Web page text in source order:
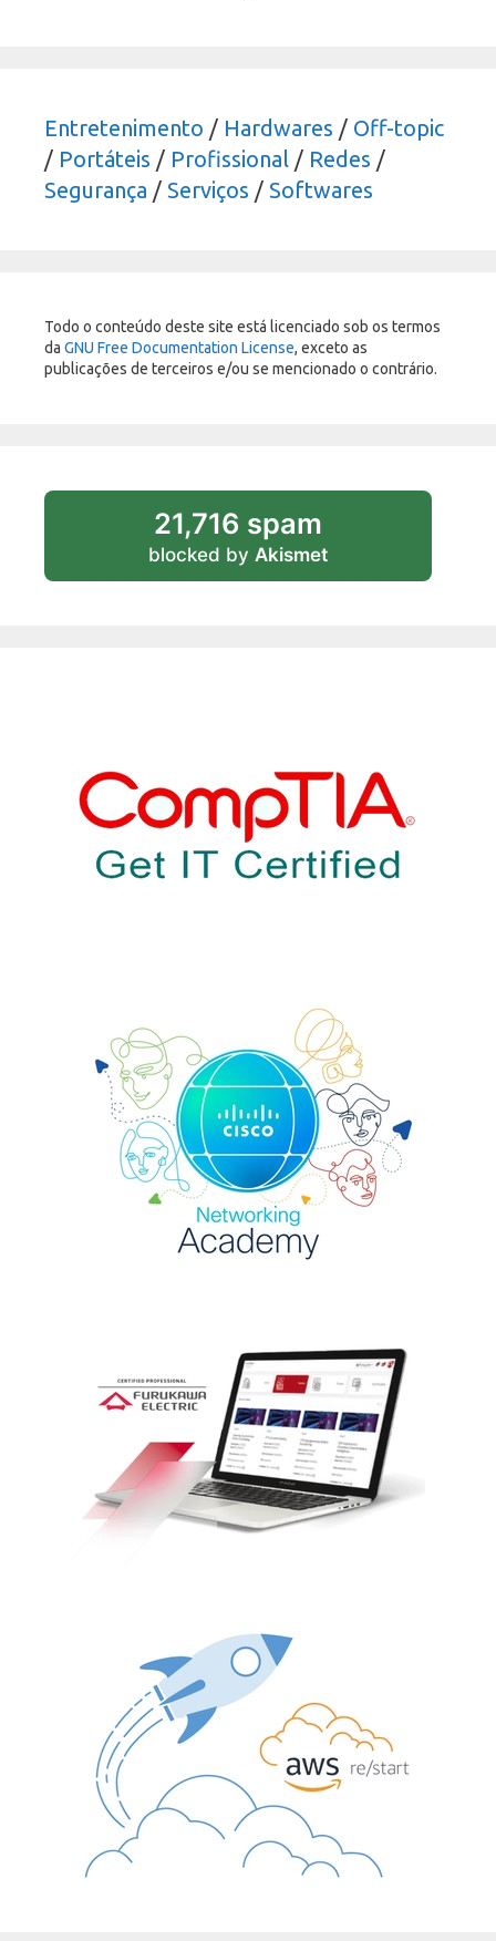
Entretenimento / Hardwares / Off-topic
/ Portáteis / Profissional / Redes /
Segurança / Serviços / Softwares
Todo o conteúdo deste site está licenciado sob os termos
da GNU Free Documentation License, exceto as
publicações de terceiros e/ou se mencionado o contrário.
21,716 spam
blocked by Akismet